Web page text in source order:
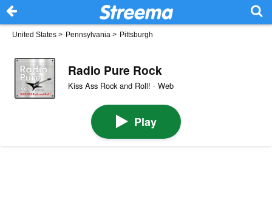
United States > Pennsylvania > Pittsburgh
Radio Pure Rock
Kiss Ass Rock and Roll! · Web
Play